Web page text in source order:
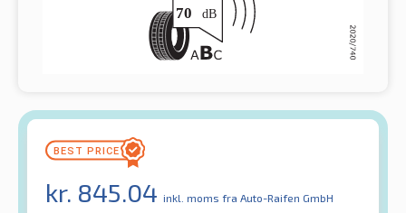
kr. 845.04 inkl. moms fra Auto-Raifen GmbH